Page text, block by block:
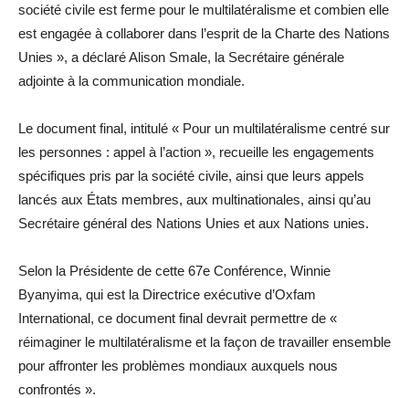
société civile est ferme pour le multilatéralisme et combien elle
est engagée à collaborer dans l’esprit de la Charte des Nations
Unies », a déclaré Alison Smale, la Secrétaire générale
adjointe à la communication mondiale.
Le document final, intitulé « Pour un multilatéralisme centré sur
les personnes : appel à l’action », recueille les engagements
spécifiques pris par la société civile, ainsi que leurs appels
lancés aux États membres, aux multinationales, ainsi qu’au
Secrétaire général des Nations Unies et aux Nations unies.
Selon la Présidente de cette 67e Conférence, Winnie
Byanyima, qui est la Directrice exécutive d’Oxfam
International, ce document final devrait permettre de «
réimaginer le multilatéralisme et la façon de travailler ensemble
pour affronter les problèmes mondiaux auxquels nous
confrontés ».